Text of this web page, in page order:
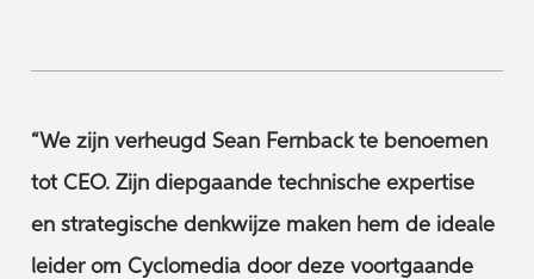
“We zijn verheugd Sean Fernback te benoemen
tot CEO. Zijn diepgaande technische expertise
en strategische denkwijze maken hem de ideale
leider om Cyclomedia door deze voortgaande